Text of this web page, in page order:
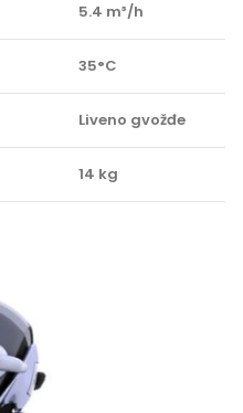
5.4 m³/h
35°C
Liveno gvožđe
14 kg